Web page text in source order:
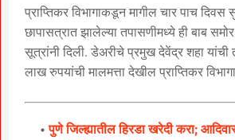
प्राप्तिकर विभागाकडून मागील चार पाच
छापासत्रात झालेल्या तपासणीमध्ये ही बाब
सूत्रांनी दिली. डेअरीचे प्रमुख देवेंद्र शहा
लाख रुपयांची मालमत्ता देखील प्राप्तिकर
पुणे जिल्ह्यातील हिरडा खरेदी करा;